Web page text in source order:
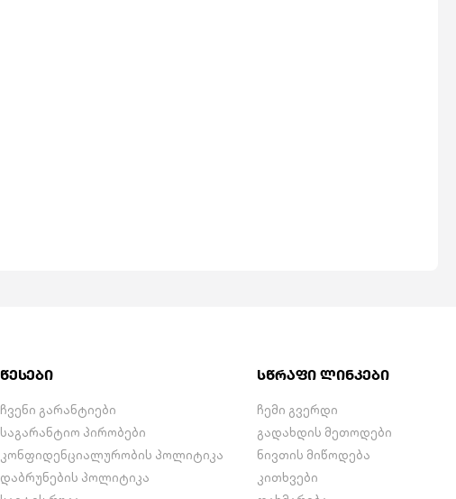
წესები
ჩვენი გარანტიები
საგარანტიო პირობები
კონფიდენციალურობის პოლიტიკა
დაბრუნების პოლიტიკა
სწრაფი ლინკები
ჩემი გვერდი
გადახდის მეთოდები
ნივთის მიწოდება
კითხვები